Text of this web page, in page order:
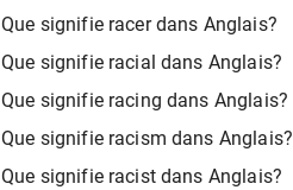
Que signifie racer dans Anglais?
Que signifie racial dans Anglais?
Que signifie racing dans Anglais?
Que signifie racism dans Anglais?
Que signifie racist dans Anglais?